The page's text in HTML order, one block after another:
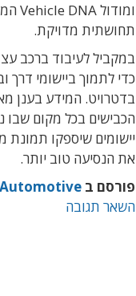
ומודולVehicle DNA
תחושתית מדויקת.
במקביל לעיבוד ברכב
כדי לתמוך ביישומי דרך
בדטרויט. המידע בענן
הכבישים בכל מקום שבו
יישומים שיספקו
את הנסיעה טוב יותר.
פורסם ב Automotive
השאר תגובה